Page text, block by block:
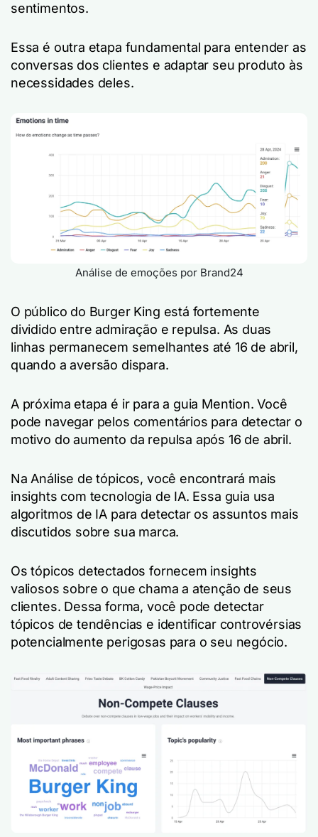
sentimentos.
Essa é outra etapa fundamental para entender as
conversas dos clientes e adaptar seu produto às
necessidades deles.
Análise de emoções por Brand24
O público do Burger King está fortemente
dividido entre admiração e repulsa. As duas
linhas permanecem semelhantes até 16 de abril,
quando a aversão dispara.
A próxima etapa é ir para a guia Mention. Você
pode navegar pelos comentários para detectar o
motivo do aumento da repulsa após 16 de abril.
Na Análise de tópicos, você encontrará mais
insights com tecnologia de IA. Essa guia usa
algoritmos de IA para detectar os assuntos mais
discutidos sobre sua marca.
Os tópicos detectados fornecem insights
valiosos sobre o que chama a atenção de seus
clientes. Dessa forma, você pode detectar
tópicos de tendências e identificar controvérsias
potencialmente perigosas para o seu negócio.